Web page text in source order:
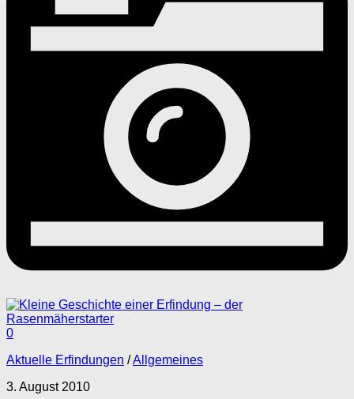
0
Aktuelle Erfindungen /Allgemeines
3. August 2010